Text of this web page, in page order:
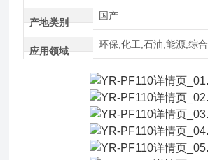
产地类别
国产
应用领域
环保,化工,石油,能源,综合